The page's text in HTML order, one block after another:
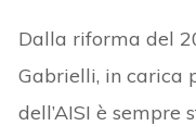
Dalla riforma del
Gabrielli, in carica
dell’AISI è